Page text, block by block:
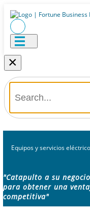
×
Equipos y servicios
"Catapulto a su negocio
para obtener una
competitiva"